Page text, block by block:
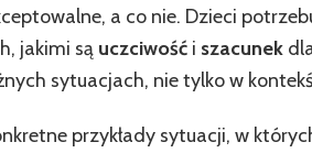
a co nie. Dzieci
jakimi są uczciwość i szacunek
sytuacjach, nie tylko w
przykłady sytuacji, w